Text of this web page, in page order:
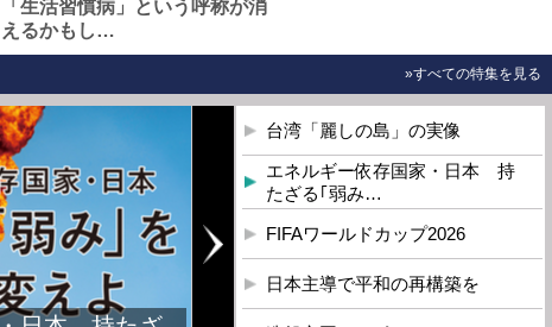
「生活習慣病」という呼称が消
えるかもし…
»すべての特集を見る
台湾「麗しの島」の実像
エネルギー依存国家・日本 持
たざる｢弱み…
FIFAワールドカップ2026
日本主導で平和の再構築を